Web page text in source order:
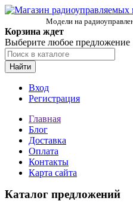
Модели на
Корзина ждет
Выберите любое предложение
Найти
Вход
Регистрация
Главная
Блог
Доставка
Оплата
Контакты
Карта сайта
Каталог предложений